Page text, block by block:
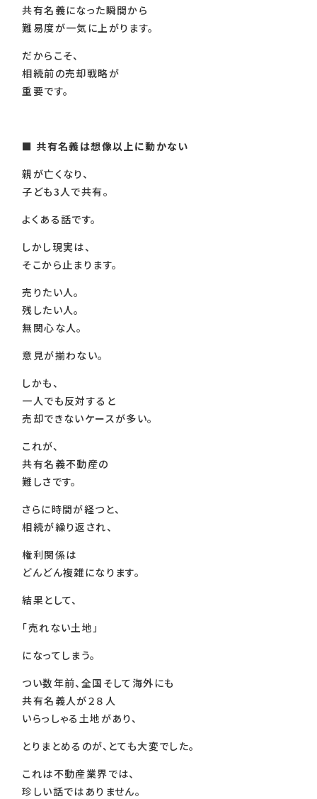
共有名義になった瞬間から
難易度が一気に上がります。
だからこそ、
相続前の売却戦略が
重要です。
■ 共有名義は想像以上に動かない
親が亡くなり、
子ども3人で共有。
よくある話です。
しかし現実は、
そこから止まります。
売りたい人。
残したい人。
無関心な人。
意見が揃わない。
しかも、
一人でも反対すると
売却できないケースが多い。
これが、
共有名義不動産の
難しさです。
さらに時間が経つと、
相続が繰り返され、
権利関係は
どんどん複雑になります。
結果として、
「売れない土地」
になってしまう。
つい数年前、全国そして海外にも
共有名義人が２８人
いらっしゃる土地があり、
とりまとめるのが、とても大変でした。
これは不動産業界では、
珍しい話ではありません。